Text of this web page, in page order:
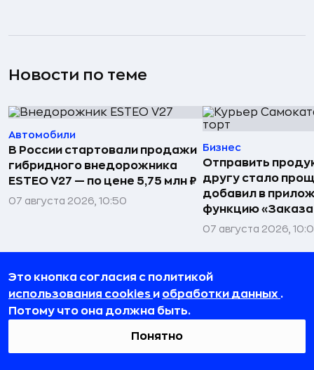
Новости по теме
Автомобили
В России стартовали продажи
гибридного внедорожника
ESTEO V27 — по цене 5,75 млн ₽
07 августа 2026, 10:50
Бизнес
Отправить
другу стало
добавил в
функцию
07 августа 2026,
Это кнопка согласия с политикой
использования cookies и обработки данных .
Потому что она должна быть.
Понятно